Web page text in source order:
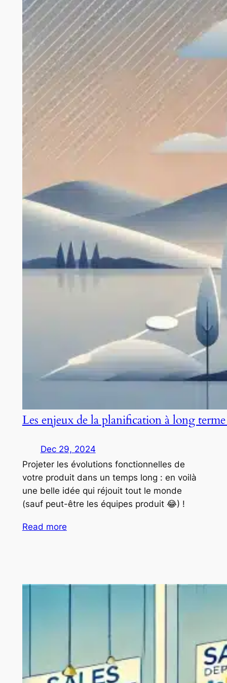
Les enjeux de la planification à long
Dec 29, 2024
Projeter les évolutions fonctionnelles de
votre produit dans un temps long : en voilà
une belle idée qui réjouit tout le monde
(sauf peut-être les équipes produit 😂) !
Read more